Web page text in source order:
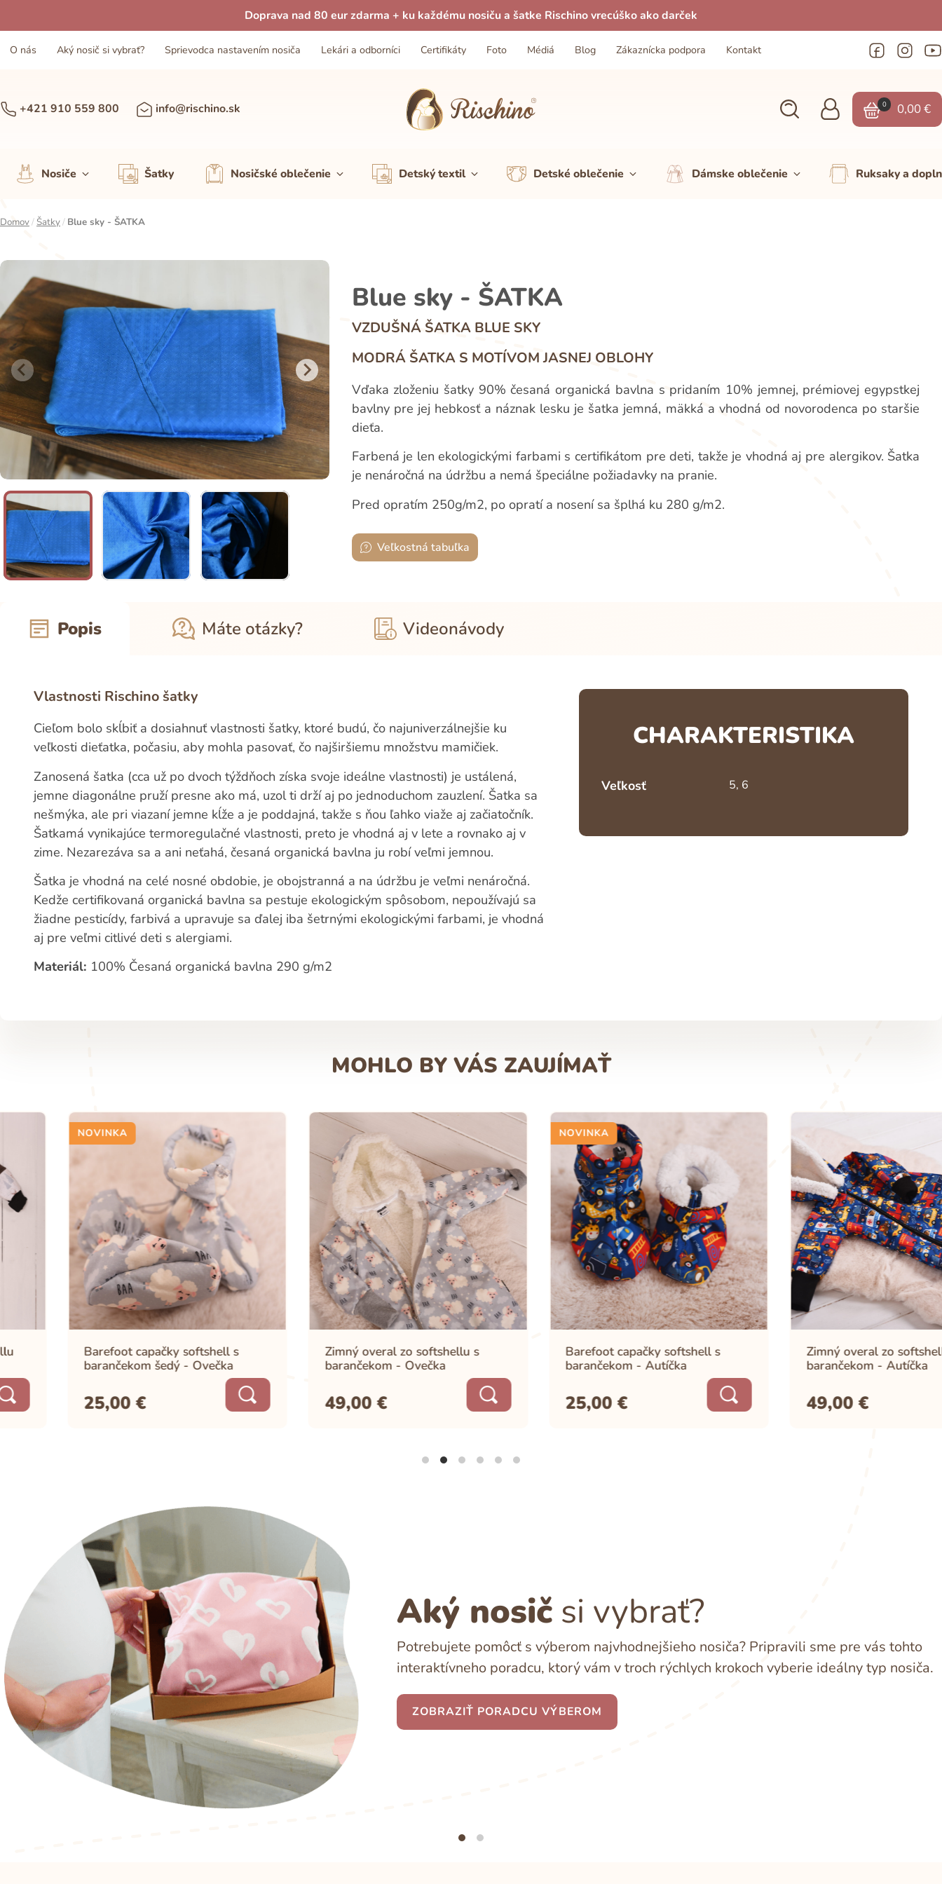
Doprava nad 80 eur zdarma + ku každému nosiču a šatke Rischino vrecúško ako darček
O nás Aký nosič si vybrať? Sprievodca nastavením nosiča Lekári a odborníci Certifikáty Foto Médiá Blog Zákaznícka podpora Kontakt
+421 910 559 800 info@rischino.sk 0 0,00€
Nosiče Šatky Nosičské oblečenie Detský textil Detské oblečenie Dámske oblečenie Ruksaky a
Domov/ Šatky/ Blue sky - ŠATKA
Blue sky - ŠATKA
VZDUŠNÁ ŠATKA BLUE SKY
MODRÁ ŠATKA S MOTÍVOM JASNEJ OBLOHY
Vďaka zloženiu šatky 90% česaná organická bavlna s pridaním 10% jemnej, prémiovej egypstkej
bavlny pre jej hebkosť a náznak lesku je šatka jemná, mäkká a vhodná od novorodenca po staršie
dieťa.
Farbená je len ekologickými farbami s certifikátom pre deti, takže je vhodná aj pre alergikov. Šatka
je nenáročná na údržbu a nemá špeciálne požiadavky na pranie.
Pred opratím 250g/m2, po opratí a nosení sa šplhá ku 280 g/m2.
Veľkostná tabuľka
Popis Máte otázky? Videonávody
Vlastnosti Rischino šatky
Cieľom bolo skĺbiť a dosiahnuť vlastnosti šatky, ktoré budú, čo najuniverzálnejšie ku
veľkosti dieťatka, počasiu, aby mohla pasovať, čo najširšiemu množstvu mamičiek.
Zanosená šatka (cca už po dvoch týždňoch získa svoje ideálne vlastnosti) je ustálená,
jemne diagonálne pruží presne ako má, uzol ti drží aj po jednoduchom zauzlení. Šatka sa
nešmýka, ale pri viazaní jemne kĺže a je poddajná, takže s ňou ľahko viaže aj začiatočník.
Šatkamá vynikajúce termoregulačné vlastnosti, preto je vhodná aj v lete a rovnako aj v
zime. Nezarezáva sa a ani neťahá, česaná organická bavlna ju robí veľmi jemnou.
Šatka je vhodná na celé nosné obdobie, je obojstranná a na údržbu je veľmi nenáročná.
Kedže certifikovaná organická bavlna sa pestuje ekologickým spôsobom, nepoužívajú sa
žiadne pesticídy, farbivá a upravuje sa ďalej iba šetrnými ekologickými farbami, je vhodná
aj pre veľmi citlivé deti s alergiami.
Materiál: 100% Česaná organická bavlna 290 g/m2
CHARAKTERISTIKA
Veľkosť 5, 6
MOHLO BY VÁS ZAUJÍMAŤ
Barefoot capačky softshell s
barančekom šedý - Ovečka
25,00
Zimný overal zo softshellu s
barančekom - Ovečka
49,00
Barefoot capačky softshell s
barančekom - Autíčka
25,00
Zimný overal zo softshellu s
barančekom - Autíčka
49,00
Aký nosič si vybrať?
Potrebujete pomôcť s výberom najvhodnejšieho nosiča? Pripravili sme pre vás tohto
interaktívneho poradcu, ktorý vám v troch rýchlych krokoch vyberie ideálny typ nosiča.
ZOBRAZIŤ PORADCU VÝBEROM